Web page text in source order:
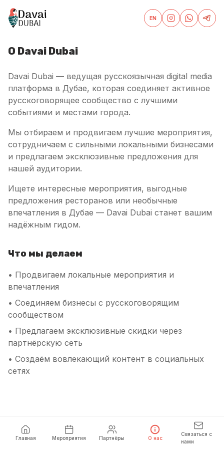
EN
О Davai Dubai
Davai Dubai — ведущая русскоязычная digital media
платформа в Дубае, которая соединяет активное
русскоговорящее сообщество с лучшими
событиями и местами города.
Мы отбираем и продвигаем лучшие мероприятия,
сотрудничаем с сильными локальными бизнесами
и предлагаем эксклюзивные предложения для
нашей аудитории.
Ищете интересные мероприятия, выгодные
предложения ресторанов или необычные
впечатления в Дубае — Davai Dubai станет вашим
надёжным гидом.
Что мы делаем
• Продвигаем локальные мероприятия и
впечатления
• Соединяем бизнесы с русскоговорящим
сообществом
• Предлагаем эксклюзивные скидки через
партнёрскую сеть
• Создаём вовлекающий контент в социальных
сетях
Главная Мероприятия Партнёры О нас
Связаться с
нами